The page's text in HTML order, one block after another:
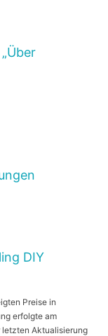
„Über
DIY
Preise in
erfolgte am
Aktualisierung